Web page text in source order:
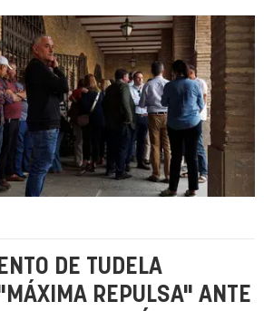
DE TUDELA
REPULSA" ANTE